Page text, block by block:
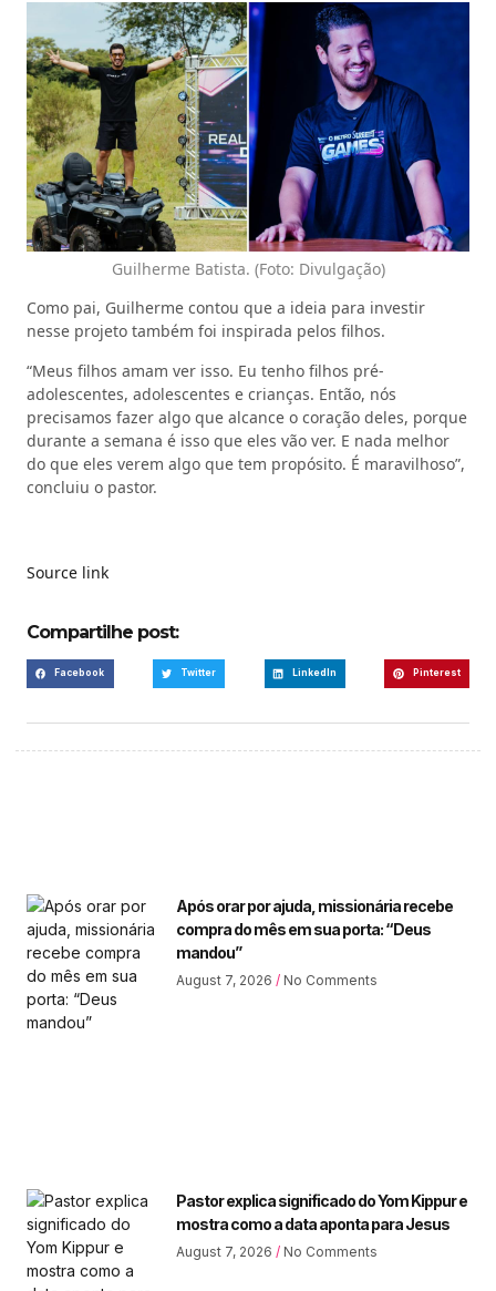
Guilherme Batista. (Foto: Divulgação)
Como pai, Guilherme contou que a ideia para investir
nesse projeto também foi inspirada pelos filhos.
“Meus filhos amam ver isso. Eu tenho filhos pré-
adolescentes, adolescentes e crianças. Então, nós
precisamos fazer algo que alcance o coração deles, porque
durante a semana é isso que eles vão ver. E nada melhor
do que eles verem algo que tem propósito. É maravilhoso”,
concluiu o pastor.
Source link
Compartilhe post:
Facebook Twitter LinkedIn Pinterest
Após orar por ajuda, missionária recebe
compra do mês em sua porta: “Deus
mandou”
August 7, 2026 No Comments
Pastor explica significado do Yom Kippur e
mostra como a data aponta para Jesus
August 7, 2026 No Comments